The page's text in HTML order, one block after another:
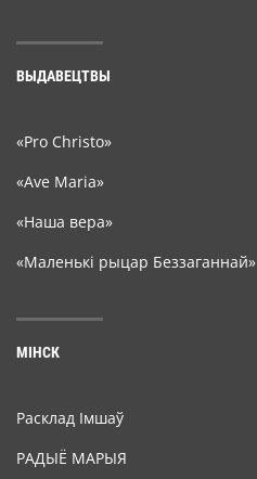
ВЫДАВЕЦТВЫ
«Pro Christo»
«Ave Maria»
«Наша вера»
«Маленькі рыцар Беззаганнай»
МІНСК
Расклад Імшаў
РАДЫЁ МАРЫЯ